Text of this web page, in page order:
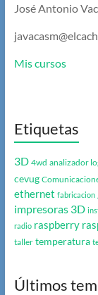
José Antonio
Mis cursos
Etiquetas
3D 4wd analizador
cevug
ethernet fabricacion
impresoras 3D
radio raspberry
taller temperatura
Últimos